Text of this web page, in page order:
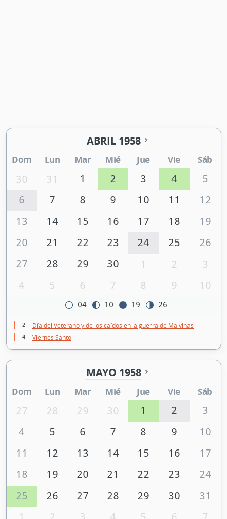
ABRIL 1958
Dom Lun Mar Mié Jue Vie Sáb
30 31 1 2 3 4
5
6
7 8 9 10 11
12
13
14 15 16 17 18
19
20
21 22 23 24 25
26
27
28 29 30 1 2
3
4
5 6 7 8 9 10
04 10 19 26
2 Día del Veterano y de los caídos en la guerra de Malvinas
4 Viernes Santo
MAYO 1958
Dom Lun Mar Mié Jue Vie Sáb
27 28 29 30 1 2
3
4
5 6 7 8 9
10
11
12 13 14 15 16
17
18
19 20 21 22 23
24
25
26 27 28 29 30
31